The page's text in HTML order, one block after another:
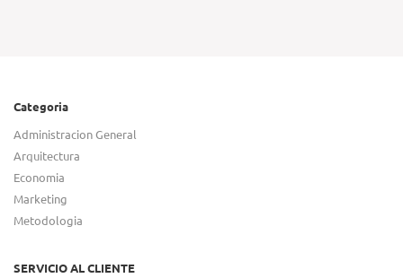
Categoria
Administracion General
Arquitectura
Economia
Marketing
Metodologia
SERVICIO AL CLIENTE